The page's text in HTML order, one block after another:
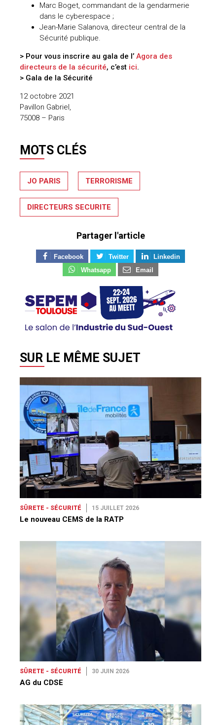
Marc Boget, commandant de la gendarmerie
dans le cyberespace ;
Jean-Marie Salanova, directeur central de la
Sécurité publique.
> Pour vous inscrire au gala de l’ Agora des
directeurs de la sécurité, c’est ici.
> Gala de la Sécurité
12 octobre 2021
Pavillon Gabriel,
75008 – Paris
MOTS CLÉS
JO PARIS TERRORISME
DIRECTEURS SECURITE
Partager l'article
Facebook Twitter
Linkedin
Whatsapp
Email
SUR LE MÊME SUJET
SÛRETE - SÉCURITÉ 15 JUILLET 2026
Le nouveau CEMS de la RATP
SÛRETE - SÉCURITÉ 30 JUIN 2026
AG du CDSE